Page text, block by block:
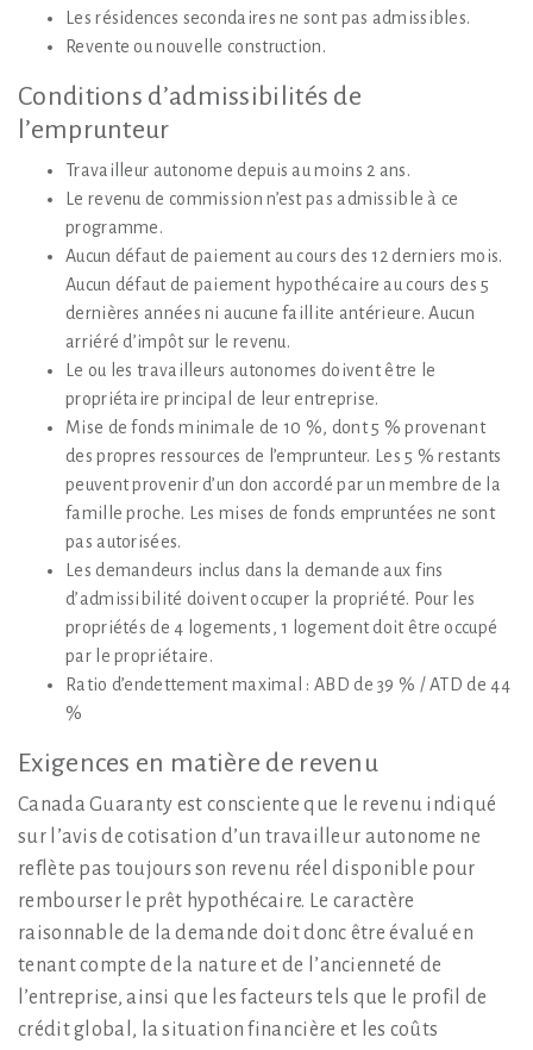
Les résidences secondaires ne sont pas admissibles.
Revente ou nouvelle construction.
Conditions d’admissibilités de
l’emprunteur
Travailleur autonome depuis au moins 2 ans.
Le revenu de commission n’est pas admissible à ce
programme.
Aucun défaut de paiement au cours des 12 derniers mois.
Aucun défaut de paiement hypothécaire au cours des 5
dernières années ni aucune faillite antérieure. Aucun
arriéré d’impôt sur le revenu.
Le ou les travailleurs autonomes doivent être le
propriétaire principal de leur entreprise.
Mise de fonds minimale de 10 %, dont 5 % provenant
des propres ressources de l’emprunteur. Les 5 % restants
peuvent provenir d’un don accordé par un membre de la
famille proche. Les mises de fonds empruntées ne sont
pas autorisées.
Les demandeurs inclus dans la demande aux fins
d’admissibilité doivent occuper la propriété. Pour les
propriétés de 4 logements, 1 logement doit être occupé
par le propriétaire.
Ratio d’endettement maximal : ABD de 39 % / ATD de 44
%
Exigences en matière de revenu
Canada Guaranty est consciente que le revenu indiqué
sur l’avis de cotisation d’un travailleur autonome ne
reflète pas toujours son revenu réel disponible pour
rembourser le prêt hypothécaire. Le caractère
raisonnable de la demande doit donc être évalué en
tenant compte de la nature et de l’ancienneté de
l’entreprise, ainsi que les facteurs tels que le profil de
crédit global, la situation financière et les coûts